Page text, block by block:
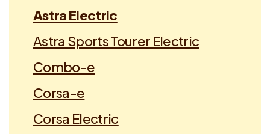
Astra Electric
Astra Sports Tourer Electric
Combo-e
Corsa-e
Corsa Electric